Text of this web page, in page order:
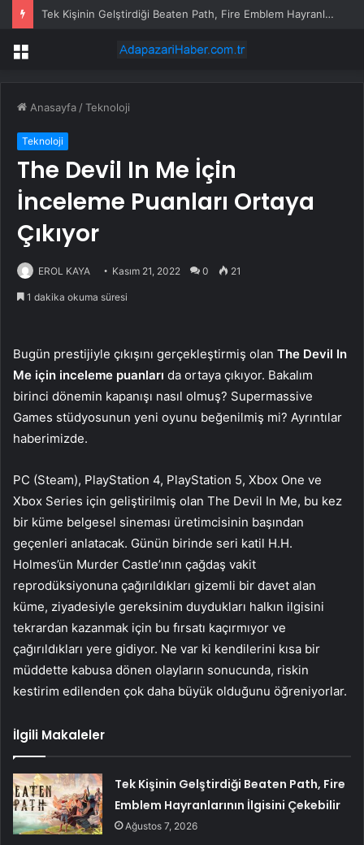
Tek Kişinin Gelştirdiği Beaten Path, Fire Emblem Hayranlarının İlgisini Çekebilir
Menü
Anasayfa /Teknoloji
Teknoloji
The Devil In Me İçin
İnceleme Puanları Ortaya
Çıkıyor
EROL KAYA Kasım 21, 2022 0 21
1 dakika okuma süresi
Bugün prestijiyle çıkışını gerçekleştirmiş olan The Devil In
Me için inceleme puanları da ortaya çıkıyor. Bakalım
birinci dönemin kapanışı nasıl olmuş? Supermassive
Games stüdyosunun yeni oyunu beğenilmiş mi? Ayrıntılar
haberimizde.
PC (Steam), PlayStation 4, PlayStation 5, Xbox One ve
Xbox Series için geliştirilmiş olan The Devil In Me, bu kez
bir küme belgesel sineması üretimcisinin başından
geçenleri anlatacak. Günün birinde seri katil H.H.
Holmes’ün Murder Castle’ının çağdaş vakit
reprodüksiyonuna çağırıldıkları gizemli bir davet alan
küme, ziyadesiyle gereksinim duydukları halkın ilgisini
tekrardan kazanmak için bu fırsatı kaçırmıyor ve
çağırıldıkları yere gidiyor. Ne var ki kendilerini kısa bir
müddette kabusa dönen olayların sonucunda, riskin
kestirim edilenden çok daha büyük olduğunu öğreniyorlar.
İlgili Makaleler
Tek Kişinin Gelştirdiği Beaten Path, Fire
Emblem Hayranlarının İlgisini Çekebilir
Ağustos 7, 2026